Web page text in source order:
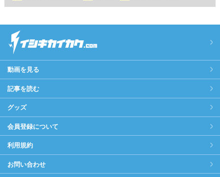
28
29
30
日
日
日
日
動画を見る
記事を読む
グッズ
会員登録について
利用規約
お問い合わせ